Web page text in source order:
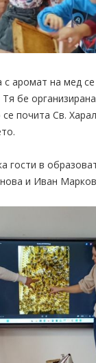
с аромат на мед
бе
почита Св.
гости в
и Иван